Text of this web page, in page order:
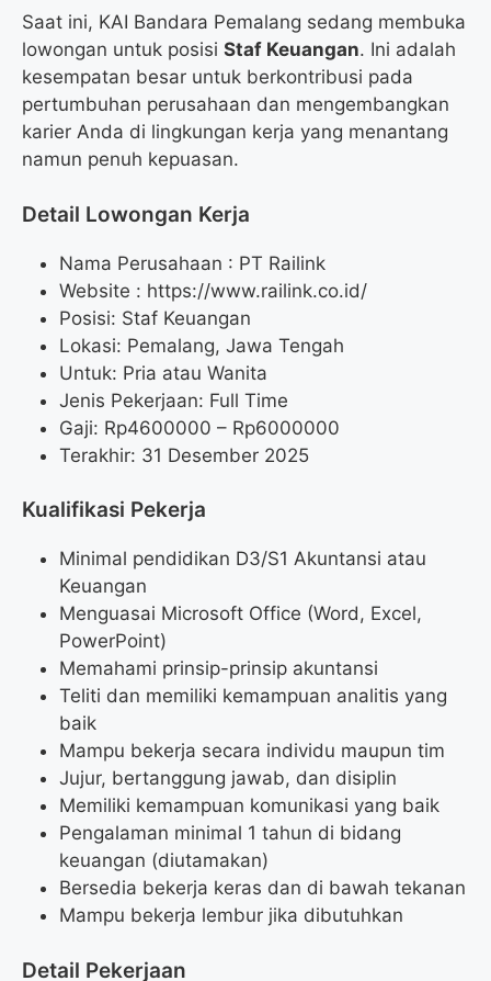
Saat ini, KAI Bandara Pemalang sedang membuka
lowongan untuk posisi Staf Keuangan. Ini adalah
kesempatan besar untuk berkontribusi pada
pertumbuhan perusahaan dan mengembangkan
karier Anda di lingkungan kerja yang menantang
namun penuh kepuasan.
Detail Lowongan Kerja
Nama Perusahaan : PT Railink
Website : https://www.railink.co.id/
Posisi: Staf Keuangan
Lokasi: Pemalang, Jawa Tengah
Untuk: Pria atau Wanita
Jenis Pekerjaan: Full Time
Gaji: Rp4600000 – Rp6000000
Terakhir: 31 Desember 2025
Kualifikasi Pekerja
Minimal pendidikan D3/S1 Akuntansi atau
Keuangan
Menguasai Microsoft Office (Word, Excel,
PowerPoint)
Memahami prinsip-prinsip akuntansi
Teliti dan memiliki kemampuan analitis yang
baik
Mampu bekerja secara individu maupun tim
Jujur, bertanggung jawab, dan disiplin
Memiliki kemampuan komunikasi yang baik
Pengalaman minimal 1 tahun di bidang
keuangan (diutamakan)
Bersedia bekerja keras dan di bawah tekanan
Mampu bekerja lembur jika dibutuhkan
Detail Pekerjaan